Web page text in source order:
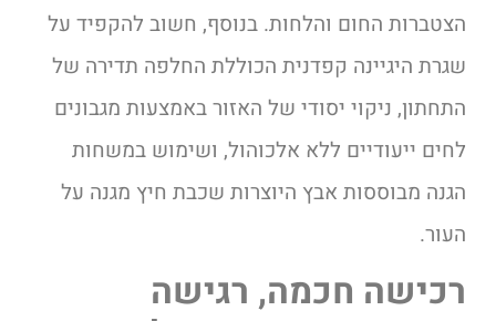
הצטברות החום והלחות. בנוסף, חשוב להקפיד על
שגרת היגיינה קפדנית הכוללת החלפה תדירה של
התחתון, ניקוי יסודי של האזור באמצעות מגבונים
לחים ייעודיים ללא אלכוהול, ושימוש במשחות
הגנה מבוססות אבץ היוצרות שכבת חיץ מגנה על
העור.
רכישה חכמה, רגישה